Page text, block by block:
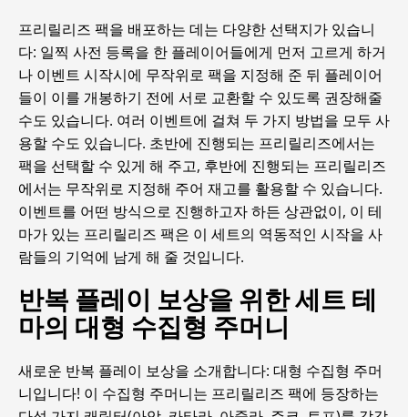
프리릴리즈 팩을 배포하는 데는 다양한 선택지가 있습니
다: 일찍 사전 등록을 한 플레이어들에게 먼저 고르게 하거
나 이벤트 시작시에 무작위로 팩을 지정해 준 뒤 플레이어
들이 이를 개봉하기 전에 서로 교환할 수 있도록 권장해줄
수도 있습니다. 여러 이벤트에 걸쳐 두 가지 방법을 모두 사
용할 수도 있습니다. 초반에 진행되는 프리릴리즈에서는
팩을 선택할 수 있게 해 주고, 후반에 진행되는 프리릴리즈
에서는 무작위로 지정해 주어 재고를 활용할 수 있습니다.
이벤트를 어떤 방식으로 진행하고자 하든 상관없이, 이 테
마가 있는 프리릴리즈 팩은 이 세트의 역동적인 시작을 사
람들의 기억에 남게 해 줄 것입니다.
반복 플레이 보상을 위한 세트 테
마의 대형 수집형 주머니
새로운 반복 플레이 보상을 소개합니다: 대형 수집형 주머
니입니다! 이 수집형 주머니는 프리릴리즈 팩에 등장하는